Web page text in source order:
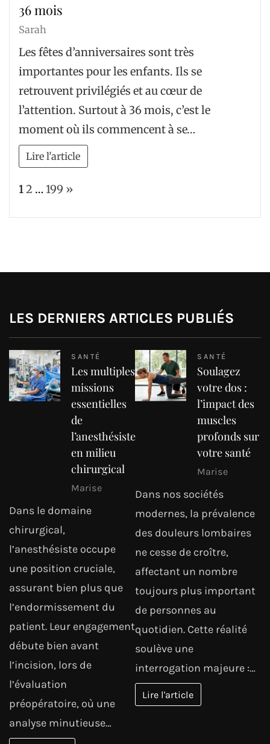
36 mois
Sarah
Les fêtes d’anniversaires sont très
importantes pour les enfants. Ils se
retrouvent privilégiés et au cœur de
l’attention. Surtout à 36 mois, c’est le
moment où ils commencent à se…
Lire l'article
Page:
12 … 199 Next
»
LES DERNIERS ARTICLES PUBLIÉS
SANTÉ
Les multiples
missions
essentielles
de
l’anesthésiste
en milieu
chirurgical
Marise
Dans le domaine
chirurgical,
l’anesthésiste occupe
une position cruciale,
assurant bien plus que
l’endormissement du
patient. Leur engagement
débute bien avant
l’incision, lors de
l’évaluation
préopératoire, où une
analyse minutieuse…
SANTÉ
Soulagez
votre dos :
l’impact des
muscles
profonds sur
votre santé
Marise
Dans nos sociétés
modernes, la prévalence
des douleurs lombaires
ne cesse de croître,
affectant un nombre
toujours plus important
de personnes au
quotidien. Cette réalité
soulève une
interrogation majeure :…
Lire l'article